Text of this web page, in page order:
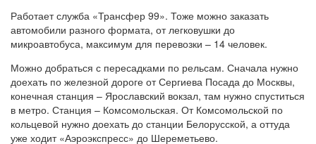
Работает служба «Трансфер 99». Тоже можно заказать
автомобили разного формата, от легковушки до
микроавтобуса, максимум для перевозки – 14 человек.
Можно добраться с пересадками по рельсам. Сначала нужно
доехать по железной дороге от Сергиева Посада до Москвы,
конечная станция – Ярославский вокзал, там нужно спуститься
в метро. Станция – Комсомольская. От Комсомольской по
кольцевой нужно доехать до станции Белорусской, а оттуда
уже ходит «Аэроэкспресс» до Шереметьево.